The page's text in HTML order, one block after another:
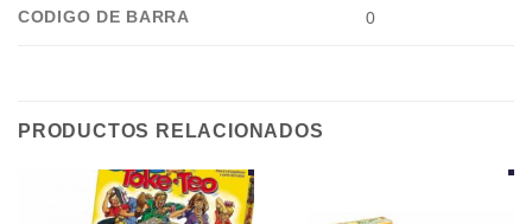
CODIGO DE BARRA 0
PRODUCTOS RELACIONADOS